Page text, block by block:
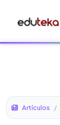
Artículos /